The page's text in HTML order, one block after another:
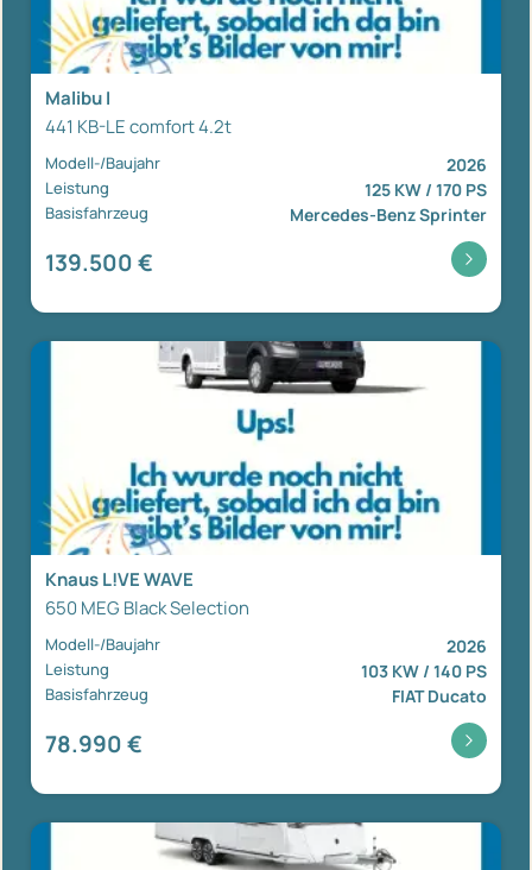
Malibu I
441 KB-LE comfort 4.2t
Modell-/Baujahr 2026
Leistung 125 KW / 170 PS
Basisfahrzeug Mercedes-Benz Sprinter
139.500 €
Knaus L!VE WAVE
650 MEG Black Selection
Modell-/Baujahr 2026
Leistung 103 KW / 140 PS
Basisfahrzeug FIAT Ducato
78.990 €